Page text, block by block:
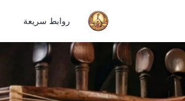
روابط سريعة